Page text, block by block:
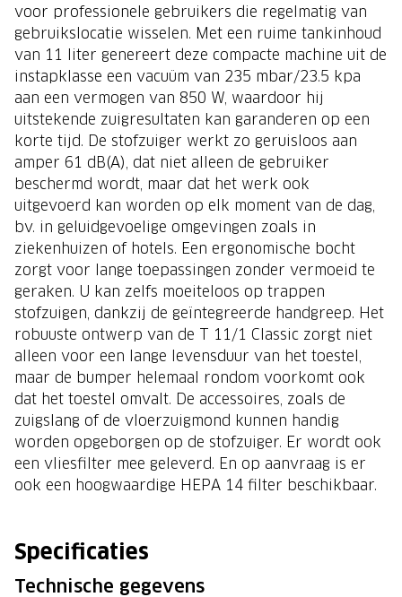
voor professionele gebruikers die regelmatig van
gebruikslocatie wisselen. Met een ruime tankinhoud
van 11 liter genereert deze compacte machine uit de
instapklasse een vacuüm van 235 mbar/23.5 kpa
aan een vermogen van 850 W, waardoor hij
uitstekende zuigresultaten kan garanderen op een
korte tijd. De stofzuiger werkt zo geruisloos aan
amper 61 dB(A), dat niet alleen de gebruiker
beschermd wordt, maar dat het werk ook
uitgevoerd kan worden op elk moment van de dag,
bv. in geluidgevoelige omgevingen zoals in
ziekenhuizen of hotels. Een ergonomische bocht
zorgt voor lange toepassingen zonder vermoeid te
geraken. U kan zelfs moeiteloos op trappen
stofzuigen, dankzij de geïntegreerde handgreep. Het
robuuste ontwerp van de T 11/1 Classic zorgt niet
alleen voor een lange levensduur van het toestel,
maar de bumper helemaal rondom voorkomt ook
dat het toestel omvalt. De accessoires, zoals de
zuigslang of de vloerzuigmond kunnen handig
worden opgeborgen op de stofzuiger. Er wordt ook
een vliesfilter mee geleverd. En op aanvraag is er
ook een hoogwaardige HEPA 14 filter beschikbaar.
Specificaties
Technische gegevens